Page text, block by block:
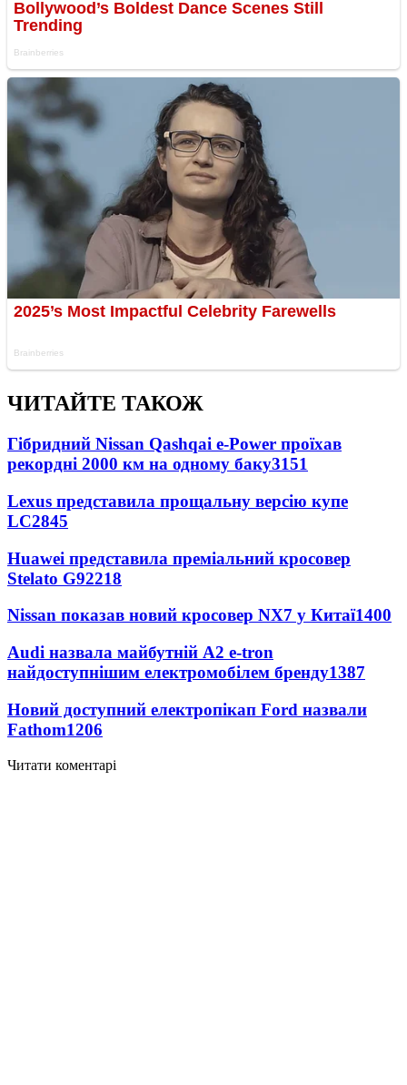
ЧИТАЙТЕ ТАКОЖ
Гібридний Nissan Qashqai e-Power проїхав
рекордні 2000 км на одному баку3151
Lexus представила прощальну версію купе
LC2845
Huawei представила преміальний кросовер
Stelato G92218
Nissan показав новий кросовер NX7 у Китаї1400
Audi назвала майбутній A2 e-tron
найдоступнішим електромобілем бренду1387
Новий доступний електропікап Ford назвали
Fathom1206
Читати коментарі